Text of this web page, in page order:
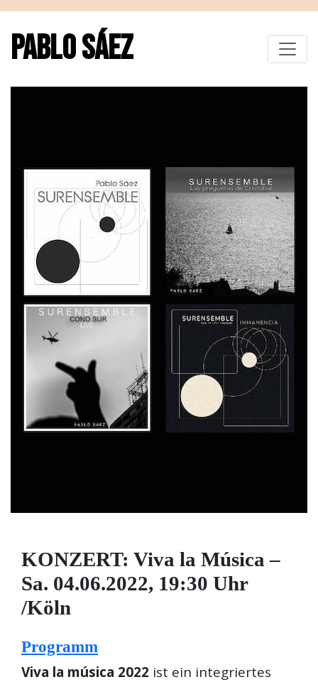
PABLO SÁEZ
KONZERT: Viva la Música –
Sa. 04.06.2022, 19:30 Uhr
/Köln
Programm
Viva la música 2022 ist ein integriertes